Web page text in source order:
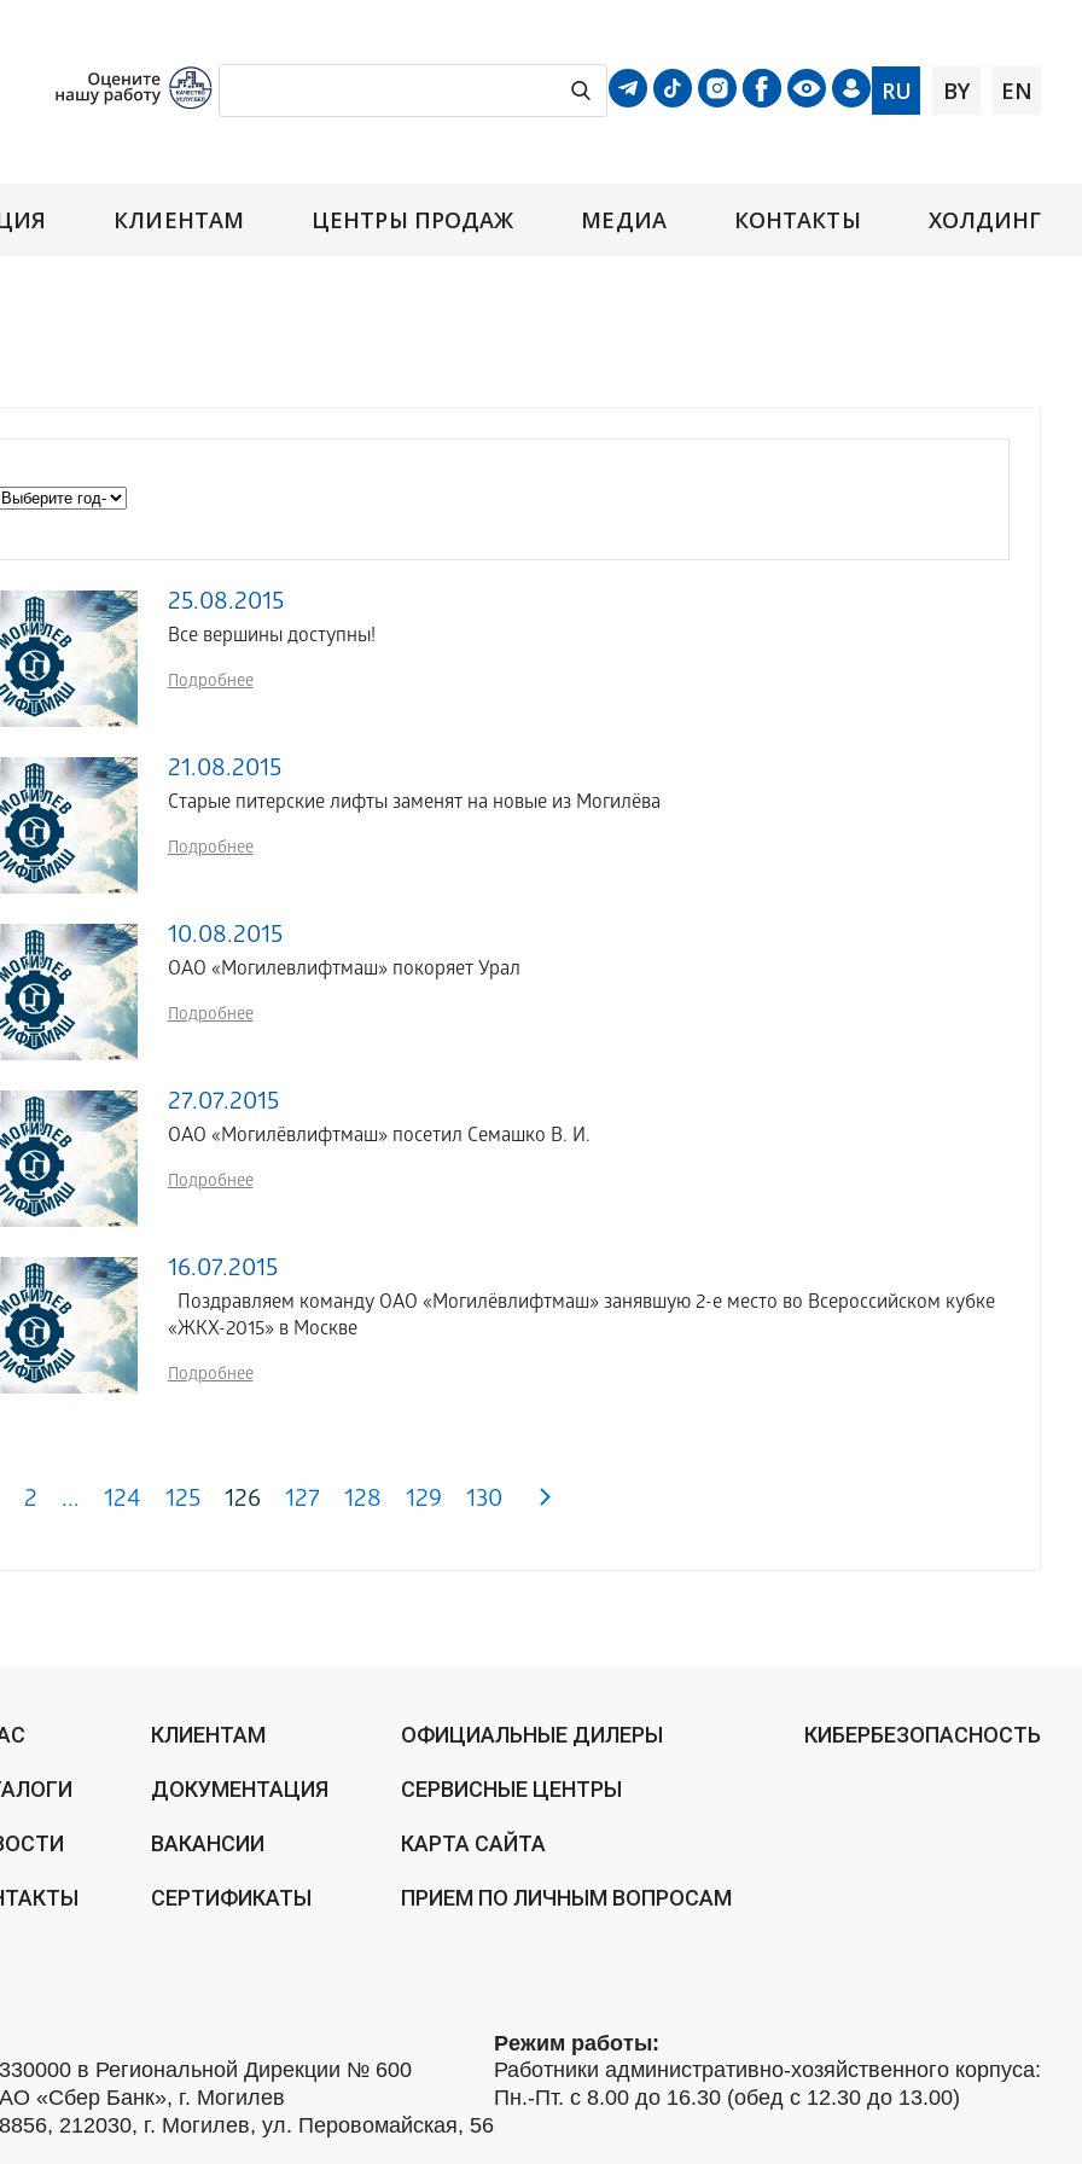
RU BY EN
КЛИЕНТАМ ЦЕНТРЫ ПРОДАЖ МЕДИА КОНТАКТЫ ХОЛДИНГ
25.08.2015
Все вершины доступны!
Подробнее
21.08.2015
Старые питерские лифты заменят на новые из Могилёва
Подробнее
10.08.2015
ОАО «Могилевлифтмаш» покоряет Урал
Подробнее
27.07.2015
ОАО «Могилёвлифтмаш» посетил Семашко В. И.
Подробнее
16.07.2015
Поздравляем команду ОАО «Могилёвлифтмаш» занявшую 2-е место во Всероссийском кубке
«ЖКХ-2015» в Москве
Подробнее
2 ... 124 125 126 127 128 129 130
КЛИЕНТАМ
ДОКУМЕНТАЦИЯ
ВАКАНСИИ
СЕРТИФИКАТЫ
ОФИЦИАЛЬНЫЕ ДИЛЕРЫ
СЕРВИСНЫЕ ЦЕНТРЫ
КАРТА САЙТА
ПРИЕМ ПО ЛИЧНЫМ ВОПРОСАМ
КИБЕРБЕЗОПАСНОСТЬ
в Региональной Дирекции № 600
«Сбер Банк», г. Могилев
212030, г. Могилев, ул. Перовомайская, 56
Режим работы:
Работники административно-хозяйственного корпуса:
Пн.-Пт. с 8.00 до 16.30 (обед с 12.30 до 13.00)